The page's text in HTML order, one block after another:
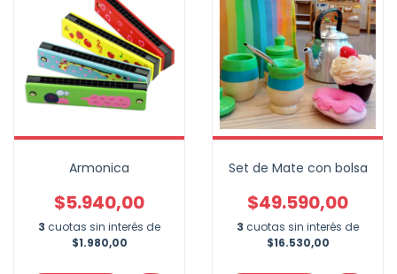
Armonica
$5.940,00
3 cuotas sin interés de
$1.980,00
Set de Mate con bolsa
$49.590,00
3 cuotas sin interés de
$16.530,00